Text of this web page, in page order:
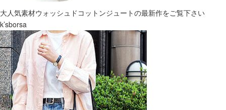
大人気素材ウォッシュドコットンジュートの最新作をご覧下さい
k’sborsa